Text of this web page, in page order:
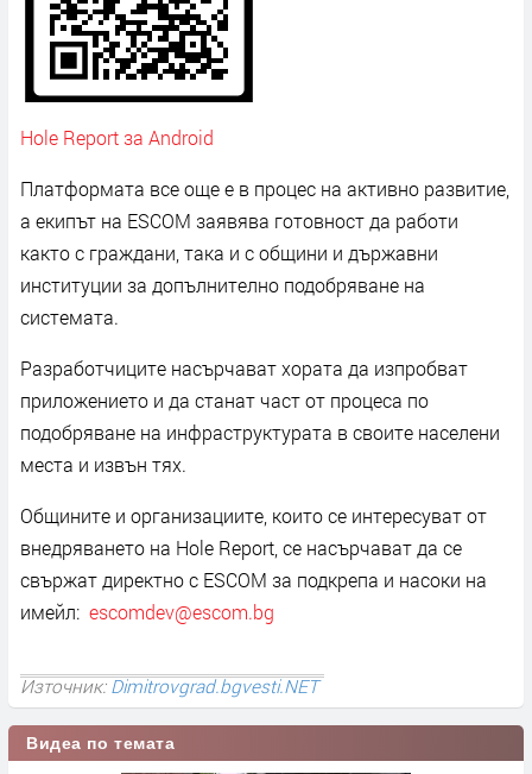
Hole Report за Android
Платформата все още е в процес на активно развитие,
а екипът на ESCOM заявява готовност да работи
както с граждани, така и с общини и държавни
институции за допълнително подобряване на
системата.
Разработчиците насърчават хората да изпробват
приложението и да станат част от процеса по
подобряване на инфраструктурата в своите населени
места и извън тях.
Общините и организациите, които се интересуват от
внедряването на Hole Report, се насърчават да се
свържат директно с ESCOM за подкрепа и насоки на
имейл: escomdev@escom.bg
Източник: Dimitrovgrad.bgvesti.NET
Видеа по темата